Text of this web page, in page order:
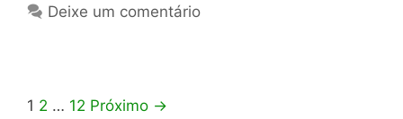
Deixe um comentário
Navegação
1 2 … 12 Próximo →